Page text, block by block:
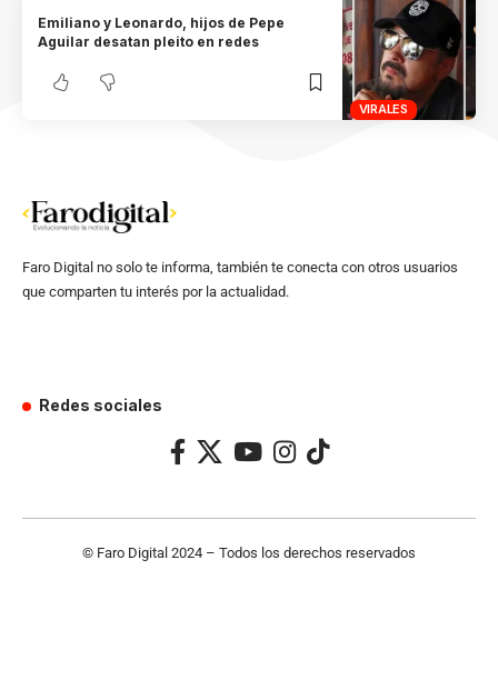
VIRALES
Emiliano y Leonardo, hijos de Pepe
Aguilar desatan pleito en redes
Faro Digital no solo te informa, también te conecta con otros usuarios
que comparten tu interés por la actualidad.
Redes sociales
© Faro Digital 2024 – Todos los derechos reservados